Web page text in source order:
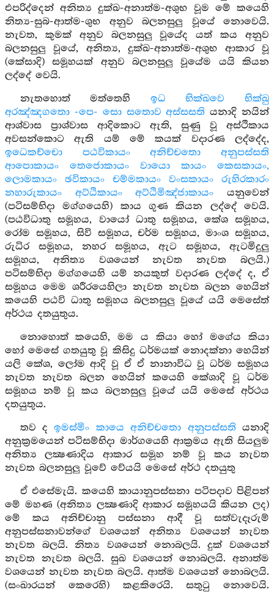
එපරිද්දෙන් අනිත්‍ය දුක්ඛ-අනාත්ම-අශුභ වූම මේ කයෙහි
නිත්‍ය-සුබ-ආත්ම-ශුභ අනුව බලනසුලු වූයේ නොවෙයි.
නැවත, කුමක් අනුව බලනසුලු වූයේද යත් කය අනුව
බලනසුලු වූයේ, අනිත්‍ය, දුක්ඛ-අනාත්ම-අශුභ ආකාර වූ
(කේසාදි) සමූහයක් අනුව බලනසුලු වූයේම යයි කියන
ලද්දේ වෙයි.
නැතහොත් මත්තෙහි ඉධ භික්ඛවෙ භික්ඛු
අරඤ්ඤගතො -පෙ- සො සතොව අස්සසති යනාදි නයින්
ආශ්වාස ප්‍රාශ්වාස ආදිකොට ඇති, සුණු වූ අස්ථිකාය
අවසන්කොට ඇති යම් මේ කයක් වදාරණ ලද්දේද,
ඉධෙකච්චො පඨවිකායං අනිච්චතො අනුපස්සති
ආපොකායං තෙජොකායං වායො කායං කෙසකායං,
ලොමකායං ඡවිකායං චම්මකායං වංසකායං රුහිරකාරං
නහාරුකායං අට්ඨිකායං අට්ඨිමිඤ්ජාකායං යනුවෙන්
(පටිසම්භිදා මග්ගයෙහි) කාය ගුණ කියන ලද්දේ වෙයි.
(පඨවිධාතු සමූහය, වායෝ ධාතු සමූහය, කේශ සමූහය,
රෝම සමූහය, සිවි සමූහය, චර්ම සමූහය, මාංශ සමූහය,
රුධිර සමූහය, නහර සමූහය, ඇට සමූහය, ඇටමිදුලු
සමූහය, අනිත්‍ය වශයෙන් නැවත නැවත බලයි.)
පටිසම්භිදා මග්ගයෙහි යම් නයකුත් වදාරණ ලද්දේ ද, ඒ
සමූහය මෙම ශරීරයෙහිලා නැවත නැවත බලන හෙයින්
කයෙහි පඨවි ධාතු සමූහය බලනසුලු වූයේ යයි මෙසේත්
අර්ථය දතයුතුය.
නොහොත් කයෙහි, මම ය කියා හෝ මගේය කියා
හෝ මෙසේ ගතයුතු වූ කිසිදු ධර්මයක් නොදක්නා හෙයින්
යලි කේශ, ලෝම ආදි වූ ඒ ඒ නානාවිධ වූ ධර්ම සමූහය
නැවත නැවත බලන හෙයින් කයෙහි කේශාදි වූ ධර්ම
සමූහය නම් වූ කය බලනසුලු වූයේ යයි මෙසේ අර්ථය
දතයුතුය.
තව දඉමස්මිං කායෙ අනිච්චතො අනුපස්සති යනාදි
අනුක්‍රමයෙන් පටිසම්භිදා මාර්ගයෙහි ආක්‍රමය ඇති සියලුම
අනිත්‍ය ලක්‍ෂණාදිය ආකාර සමූහ නම් වූ කය නැවත
නැවත බලනසුලු වූවේ වේයයි මෙසේ අර්ථ දතයුතු
ඒ එසේමැයි. කයෙහි කායානුපස්සනා පටිපදාව පිළිපන්
මේ මහණ (අනිත්‍ය ලක්‍ෂණාදි ආකාර සමූහයයි කියන ලද)
මේ කය අනිච්චානු පස්සනා ආදී වූ සත්වැදෑරුම්
අනුපස්සනාවන්ගේ වශයෙන් අනිත්‍ය වශයෙන් නැවත
නැවත බලයි. නිත්‍ය වශයෙන් නොබලයි. දුක් වශයෙන්
නැවත නැවත බලයි. සුඛ වශයෙන් නොබලයි. අනාත්ම
වශයෙන් නැවත නැවත බලයි. ආත්ම වශයෙන් නොබලයි.
(සංඛාරයන් කෙරෙහි) කළකිරෙයි. සතුටු නොවෙයි.